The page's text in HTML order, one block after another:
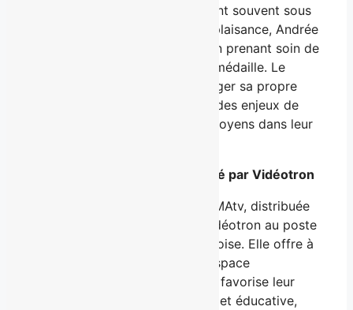
de vue sur des sujets qui passent souvent sous
le radar. Sans parti pris ni complaisance, Andrée
Martin questionne ses invités en prenant soin de
présenter les deux côtés de la médaille. Le
téléspectateur peut ainsi se forger sa propre
opinion. Les sujets traités sont des enjeux de
proximité qui interpellent les citoyens dans leur
, l’espace citoyen propulsé par Vidéotron
Au service de la communauté, MAtv, distribuée
en exclusivité aux clients de Vidéotron au poste
609, reflète la diversité québécoise. Elle offre à
tous les citoyens l’accès à un espace
d’expression et de diffusion qui favorise leur
participation. Utile, informative et éducative,